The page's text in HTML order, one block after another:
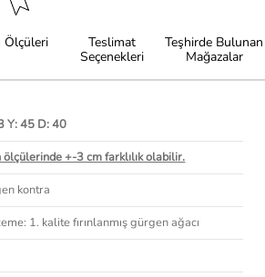
Ölçüleri
Teslimat
Seçenekleri
Teşhirde Bulunan
Mağazalar
Y: 45 D: 40
ölçülerinde +-3 cm farklılık olabilir.
kontra
1. kalite fırınlanmış gürgen ağacı